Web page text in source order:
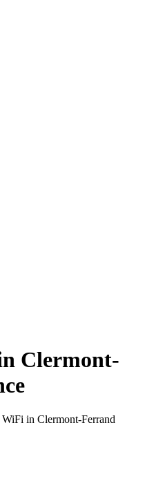
Clermont-
WiFi in Clermont-Ferrand